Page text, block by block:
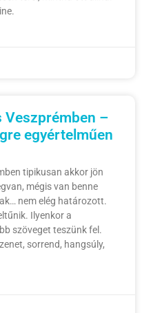
Veszprémben –
egyértelműen
tipikusan akkor jön
mégis van benne
nem elég határozott.
Ilyenkor a
szöveget teszünk fel.
sorrend, hangsúly,